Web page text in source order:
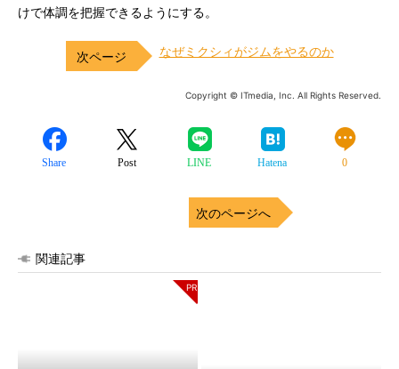
けで体調を把握できるようにする。
なぜミクシィがジムをやるのか
Copyright © ITmedia, Inc. All Rights Reserved.
Share Post LINE Hatena 0
次のページへ
関連記事